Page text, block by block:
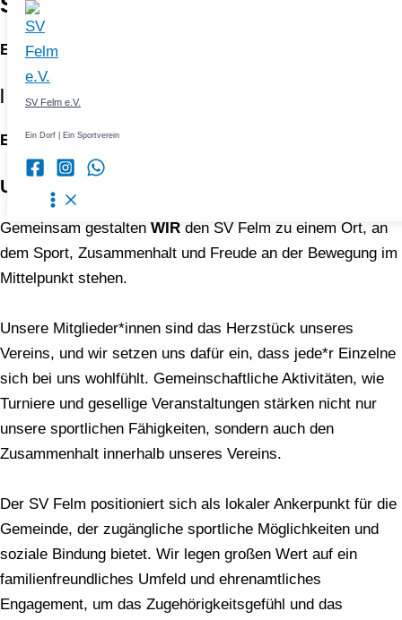
Inhalt
springen
SV Felm e.V.
Ein Dorf | Ein Sportverein
Ein Dorf
Ein Sportverein
Unser Verein
Gemeinsam gestalten WIR den SV Felm zu einem Ort, an
dem Sport, Zusammenhalt und Freude an der Bewegung im
Mittelpunkt stehen.
Unsere Mitglieder*innen sind das Herzstück unseres
Vereins, und wir setzen uns dafür ein, dass jede*r Einzelne
sich bei uns wohlfühlt. Gemeinschaftliche Aktivitäten, wie
Turniere und gesellige Veranstaltungen stärken nicht nur
unsere sportlichen Fähigkeiten, sondern auch den
Zusammenhalt innerhalb unseres Vereins.
Der SV Felm positioniert sich als lokaler Ankerpunkt für die
Gemeinde, der zugängliche sportliche Möglichkeiten und
soziale Bindung bietet. Wir legen großen Wert auf ein
familienfreundliches Umfeld und ehrenamtliches
Engagement, um das Zugehörigkeitsgefühl und das